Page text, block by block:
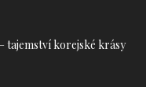
tajemství korejské krásy